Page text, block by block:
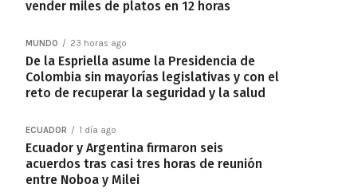
vender miles de platos en 12 horas
MUNDO 23 horas ago
De la Espriella asume la Presidencia de
Colombia sin mayorías legislativas y con el
reto de recuperar la seguridad y la salud
ECUADOR 1 día ago
Ecuador y Argentina firmaron seis
acuerdos tras casi tres horas de reunión
entre Noboa y Milei